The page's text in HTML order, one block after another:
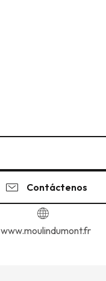
Contáctenos
www.moulindumont.fr